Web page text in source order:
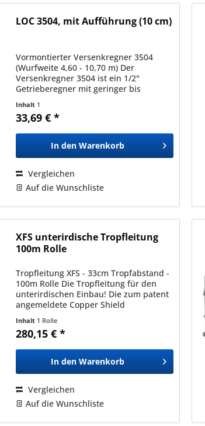
LOC 3504, mit Aufführung (10 cm)
Vormontierter Versenkregner 3504
(Wurfweite 4,60 - 10,70 m) Der
Versenkregner 3504 ist ein 1/2"
Getrieberegner mit geringer bis
für Rasenflächen im Hausgarten
geeignet. Durch die große...
Inhalt 1
33,69 € *
In den Warenkorb
Vergleichen
Auf die Wunschliste
XFS unterirdische Tropfleitung
100m Rolle
Tropfleitung XFS - 33cm Tropfabstand -
100m Rolle Die Tropfleitung für den
unterirdischen Einbau! Die zum patent
angemeldete Copper Shield
Wurzeleinwüchsen. Durch die
druckausgleichenden Tropfer wird...
Inhalt 1 Rolle
280,15 € *
In den Warenkorb
Vergleichen
Auf die Wunschliste